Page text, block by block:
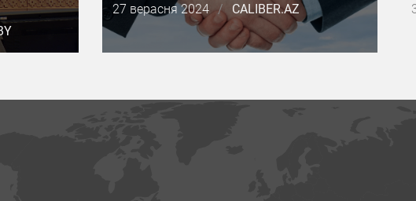
Дата
публикации
27 верасня 2024 / CALIBER.AZ